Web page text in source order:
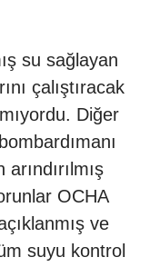
su sağlayan
çalıştıracak
Diğer
OCHA
ve
suyu kontrol